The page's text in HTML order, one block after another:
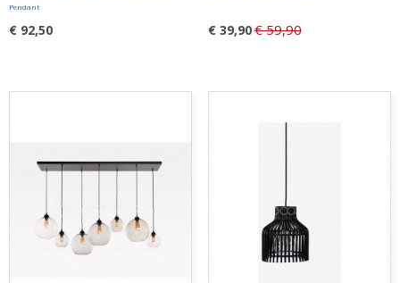
Pendant
€ 92,50 € 39,90€ 59,90